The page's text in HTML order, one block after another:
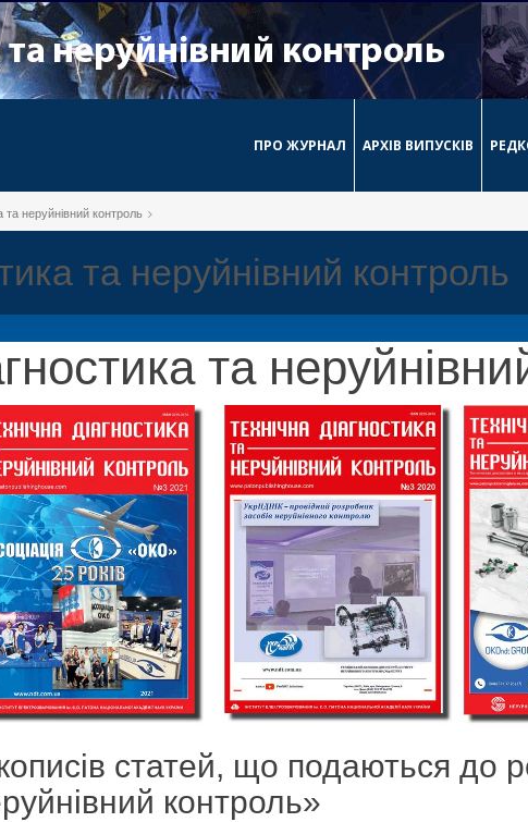
ПРО ЖУРНАЛ АРХІВ ВИПУСКІВ
та неруйнівний контроль
та неруйнівний контроль
та
статей, що подаються до
контроль»